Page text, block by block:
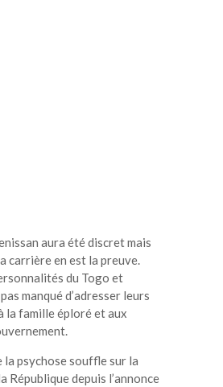
aura été discret mais
carrière en est la preuve.
du Togo et
manqué d’adresser leurs
la famille éploré et aux
la psychose souffle sur la
République depuis l’annonce